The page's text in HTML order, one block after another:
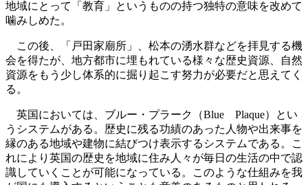
地域にとって「教育」というものの持つ独特の意味を改めて
噛みしめた。
この後、「戸田家廟所」、松本の湧水群などを拝見する機
会を得たが、地方都市に埋もれている様々な歴史資源、自然
資源をもう少し体系的に掘り起こす努力が必要だと思えてく
る。
英国においては、ブルー・プラーク（Blue Plaque）とい
うシステムがある。歴史に残る功績のあった人物や出来事を
縁のある地域や建物に結びつけ表示するシステムである。こ
れにより英国の歴史を地域に住み人々が毎日の生活の中で認
識していくことが可能になっている。このような仕組みを我